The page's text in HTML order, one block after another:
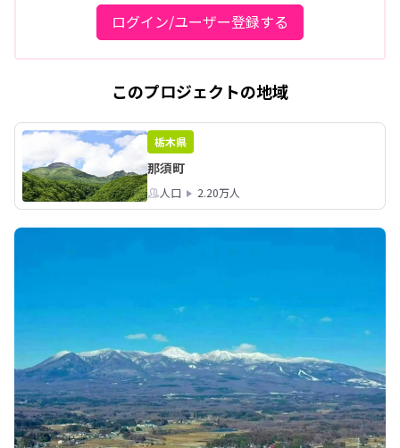
ログイン/ユーザー登録する
このプロジェクトの地域
栃木県
那須町
人口 2.20万人